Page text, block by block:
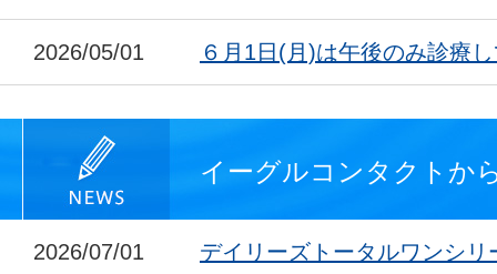
2026/05/01 ６月1日(月)は午後のみ診療
イーグルコンタクトか
2026/07/01
デイリーズトータルワンシ